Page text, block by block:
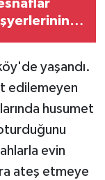
yaşandı.
edilemeyen
husumet
evin
ateş etmeye